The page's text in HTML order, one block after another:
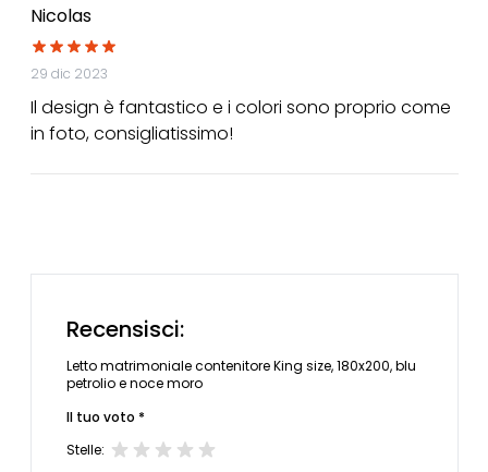
Nicolas
29 dic 2023
Il design è fantastico e i colori sono proprio come
in foto, consigliatissimo!
Recensisci:
Letto matrimoniale contenitore King size, 180x200, blu
petrolio e noce moro
Il tuo voto *
Stelle: